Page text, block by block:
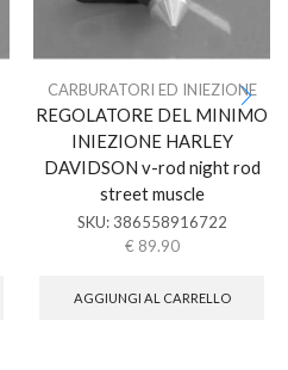
CARBURATORI ED INIEZIONE
REGOLATORE DEL MINIMO
INIEZIONE HARLEY
DAVIDSON v-rod night rod
street muscle
SKU: 386558916722
€ 89.90
AGGIUNGI AL CARRELLO